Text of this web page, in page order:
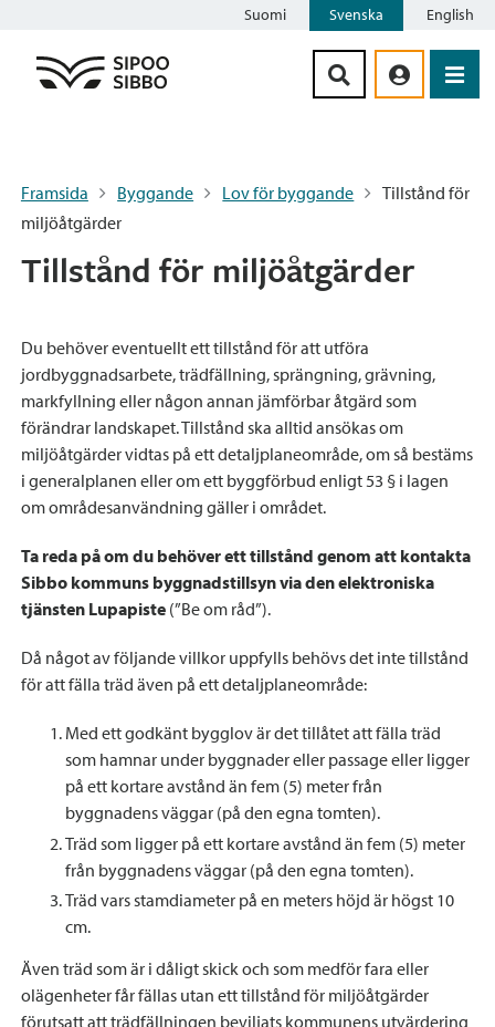
Suomi Svenska English
Framsida Byggande Lov för byggande
Tillstånd för
miljöåtgärder
Tillstånd för miljöåtgärder
Du behöver eventuellt ett tillstånd för att utföra
jordbyggnadsarbete, trädfällning, sprängning, grävning,
markfyllning eller någon annan jämförbar åtgärd som
förändrar landskapet. Tillstånd ska alltid ansökas om
miljöåtgärder vidtas på ett detaljplaneområde, om så bestäms
i generalplanen eller om ett byggförbud enligt 53 § i lagen
om områdesanvändning gäller i området.
Ta reda på om du behöver ett tillstånd genom att kontakta
Sibbo kommuns byggnadstillsyn via den elektroniska
tjänsten Lupapiste(”Be om råd”).
Då något av följande villkor uppfylls behövs det inte tillstånd
för att fälla träd även på ett detaljplaneområde:
Med ett godkänt bygglov är det tillåtet att fälla träd
som hamnar under byggnader eller passage eller ligger
på ett kortare avstånd än fem (5) meter från
byggnadens väggar (på den egna tomten).
Träd som ligger på ett kortare avstånd än fem (5) meter
från byggnadens väggar (på den egna tomten).
Träd vars stamdiameter på en meters höjd är högst 10
cm.
Även träd som är i dåligt skick och som medför fara eller
olägenheter får fällas utan ett tillstånd för miljöåtgärder
förutsatt att trädfällningen beviljats kommunens utvärdering